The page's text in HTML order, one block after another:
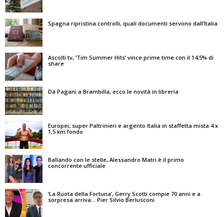
Spagna ripristina controlli, quali documenti servono dall’Italia
Ascolti tv, ‘Tim Summer Hits’ vince prime time con il 14,5% di
share
Da Pagani a Brambilla, ecco le novità in libreria
Europei, super Paltrinieri e argento Italia in staffetta mista 4 x
1,5 km fondo
Ballando con le stelle, Alessandro Matri è il primo
concorrente ufficiale
‘La Ruota della Fortuna’, Gerry Scotti compie 70 anni e a
sorpresa arriva… Pier Silvio Berlusconi